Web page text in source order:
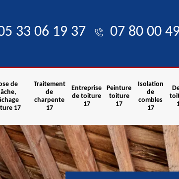
33 06 19 37 07 80 00
de
17
Traitement
de
charpente
17
Entreprise
de toiture
17
Peinture
toiture
17
Isolation
de
combles
17